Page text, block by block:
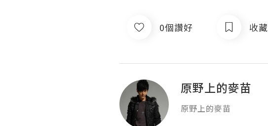
0個讚好 收藏
原野上的麥苗
原野上的麥苗